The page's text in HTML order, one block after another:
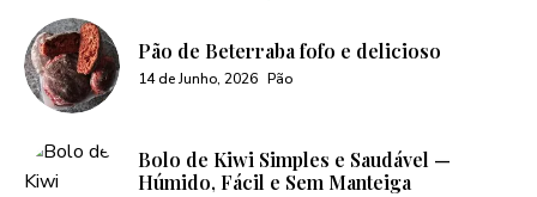
Pão de Beterraba fofo e delicioso
14 de Junho, 2026 Pão
Bolo de Kiwi Simples e Saudável —
Húmido, Fácil e Sem Manteiga